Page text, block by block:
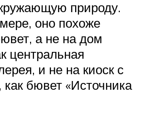
природу.
оно похоже
а не на дом
центральная
и не на киоск с
бювет «Источника